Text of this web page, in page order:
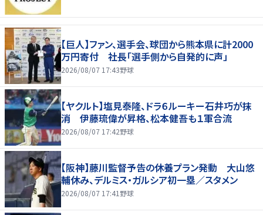
【巨人】ファン、選手会、球団から熊本県に計2000
万円寄付 社長「選手側から自発的に声」
2026/08/07 17:43野球
【ヤクルト】塩見泰隆、ドラ６ルーキー石井巧が抹
消 伊藤琉偉が昇格、松本健吾も１軍合流
2026/08/07 17:42野球
【阪神】藤川監督予告の休養プラン発動 大山悠
輔休み、デルミス・ガルシア初一塁／スタメン
2026/08/07 17:41 野球